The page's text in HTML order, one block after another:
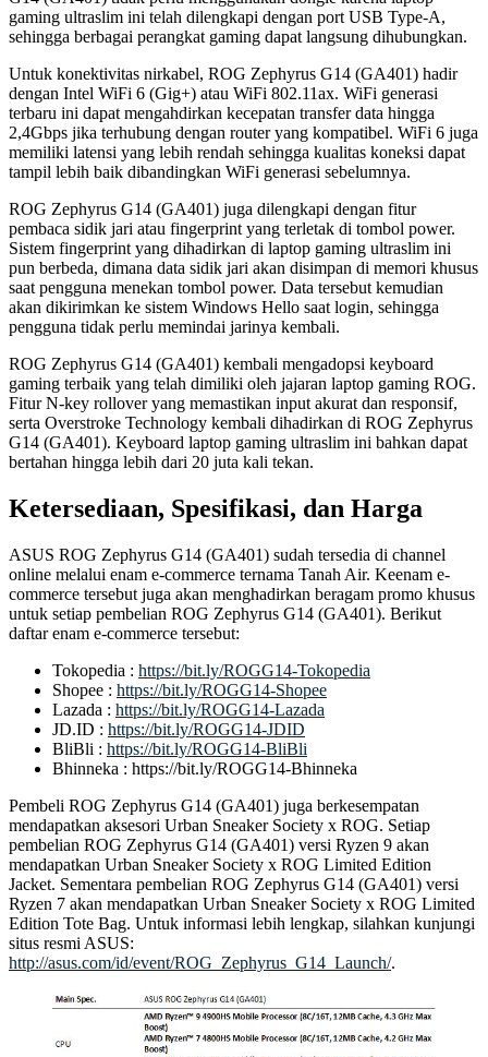
gaming ultraslim ini telah dilengkapi dengan port USB Type-A,
sehingga berbagai perangkat gaming dapat langsung dihubungkan.
Untuk konektivitas nirkabel, ROG Zephyrus G14 (GA401) hadir
dengan Intel WiFi 6 (Gig+) atau WiFi 802.11ax. WiFi generasi
terbaru ini dapat mengahdirkan kecepatan transfer data hingga
2,4Gbps jika terhubung dengan router yang kompatibel. WiFi 6 juga
memiliki latensi yang lebih rendah sehingga kualitas koneksi dapat
tampil lebih baik dibandingkan WiFi generasi sebelumnya.
ROG Zephyrus G14 (GA401) juga dilengkapi dengan fitur
pembaca sidik jari atau fingerprint yang terletak di tombol power.
Sistem fingerprint yang dihadirkan di laptop gaming ultraslim ini
pun berbeda, dimana data sidik jari akan disimpan di memori khusus
saat pengguna menekan tombol power. Data tersebut kemudian
akan dikirimkan ke sistem Windows Hello saat login, sehingga
pengguna tidak perlu memindai jarinya kembali.
ROG Zephyrus G14 (GA401) kembali mengadopsi keyboard
gaming terbaik yang telah dimiliki oleh jajaran laptop gaming ROG.
Fitur N-key rollover yang memastikan input akurat dan responsif,
serta Overstroke Technology kembali dihadirkan di ROG Zephyrus
G14 (GA401). Keyboard laptop gaming ultraslim ini bahkan dapat
bertahan hingga lebih dari 20 juta kali tekan.
Ketersediaan, Spesifikasi, dan Harga
ASUS ROG Zephyrus G14 (GA401) sudah tersedia di channel
online melalui enam e-commerce ternama Tanah Air. Keenam e-
commerce tersebut juga akan menghadirkan beragam promo khusus
untuk setiap pembelian ROG Zephyrus G14 (GA401). Berikut
daftar enam e-commerce tersebut:
Tokopedia : https://bit.ly/ROGG14-Tokopedia
Shopee : https://bit.ly/ROGG14-Shopee
Lazada : https://bit.ly/ROGG14-Lazada
JD.ID : https://bit.ly/ROGG14-JDID
BliBli : https://bit.ly/ROGG14-BliBli
Bhinneka : https://bit.ly/ROGG14-Bhinneka
Pembeli ROG Zephyrus G14 (GA401) juga berkesempatan
mendapatkan aksesori Urban Sneaker Society x ROG. Setiap
pembelian ROG Zephyrus G14 (GA401) versi Ryzen 9 akan
mendapatkan Urban Sneaker Society x ROG Limited Edition
Jacket. Sementara pembelian ROG Zephyrus G14 (GA401) versi
Ryzen 7 akan mendapatkan Urban Sneaker Society x ROG Limited
Edition Tote Bag. Untuk informasi lebih lengkap, silahkan kunjungi
situs resmi ASUS:
http://asus.com/id/event/ROG_Zephyrus_G14_Launch/.